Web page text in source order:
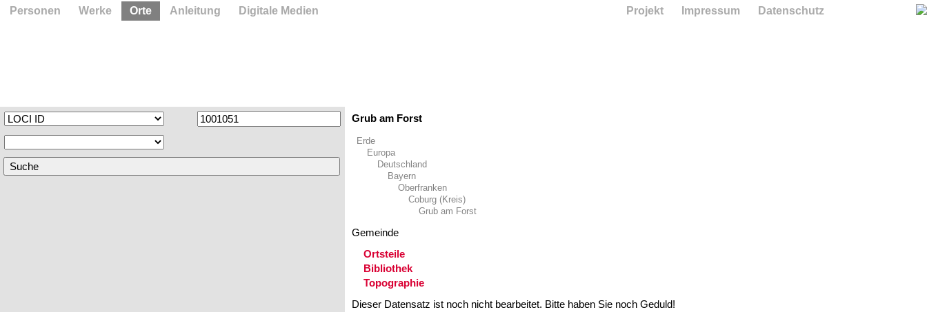
Grub am Forst
Erde
Europa
Deutschland
Bayern
Oberfranken
Coburg (Kreis)
Grub am Forst
Gemeinde
Ortsteile
Bibliothek
Topographie
Dieser Datensatz ist noch nicht bearbeitet. Bitte haben Sie noch Geduld!
Personen Werke Orte Anleitung Digitale Medien Projekt Impressum Datenschutz